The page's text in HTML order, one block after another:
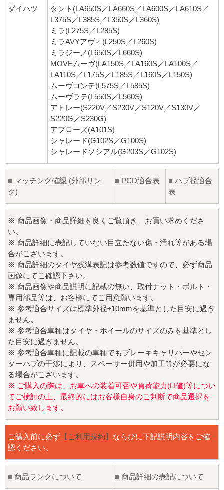
ダイハツ
タント(LA650S／LA660S／LA600S／LA610S／
L375S／L385S／L350S／L360S)
ミラ(L275S／L285S)
ミラAVYアヴィ(L250S／L260S)
ミラジーノ(L650S／L660S)
MOVEムーヴ(LA150S／LA160S／LA100S／
LA110S／L175S／L185S／L160S／L150S)
ムーヴコンテ(L575S／L585S)
ムーヴラテ(L550S／L560S)
アトレー(S220V／S230V／S120V／S130V／
S220G／S230G)
アプローズ(A101S)
シャレード(G102S／G100S)
シャレードソシアル(G203S／G102S)
■ マッチング確認 (外部リン
ク)
■ PCD適合表 ■ ハブ径適合
表
※ 商品画像・商品詳細を良くご覧頂き、お買い求めくださ
い。
※ 商品詳細に表記していない目立たない傷・汚れ等がある場
合がございます。
※ 商品詳細のタイヤ残溝表記は参考数値ですので、必ず商品
画像にてご確認下さい。
※ 商品画像や商品説明に記載の無い、取付ナット・ボルト・
専用部品等は、お客様にてご用意願います。
※ 参考適合サイズは標準外径±10mmを基準とした目安に過ぎ
ません。
※ 参考適合車種はタイヤ・ホイールのサイズのみを基準とし
た目安に過ぎません。
※ 参考適合車種に記載の車種でもブレーキキャリパーやセン
ターハブの干渉により、スペーサー併用や加工等が必要にな
る場合がございます。
※ ご購入の際は、お車への装着可否や負荷能力(LI値)等につい
てご検討の上、最終的にはお客様自身のご判断で商品選択を
お願い致します。
ご購入前に必ず 【ご利用規約】 ならびに下記説明内容をご確
認ください。
■ 商品ランクについて ■ 商品詳細の表記について